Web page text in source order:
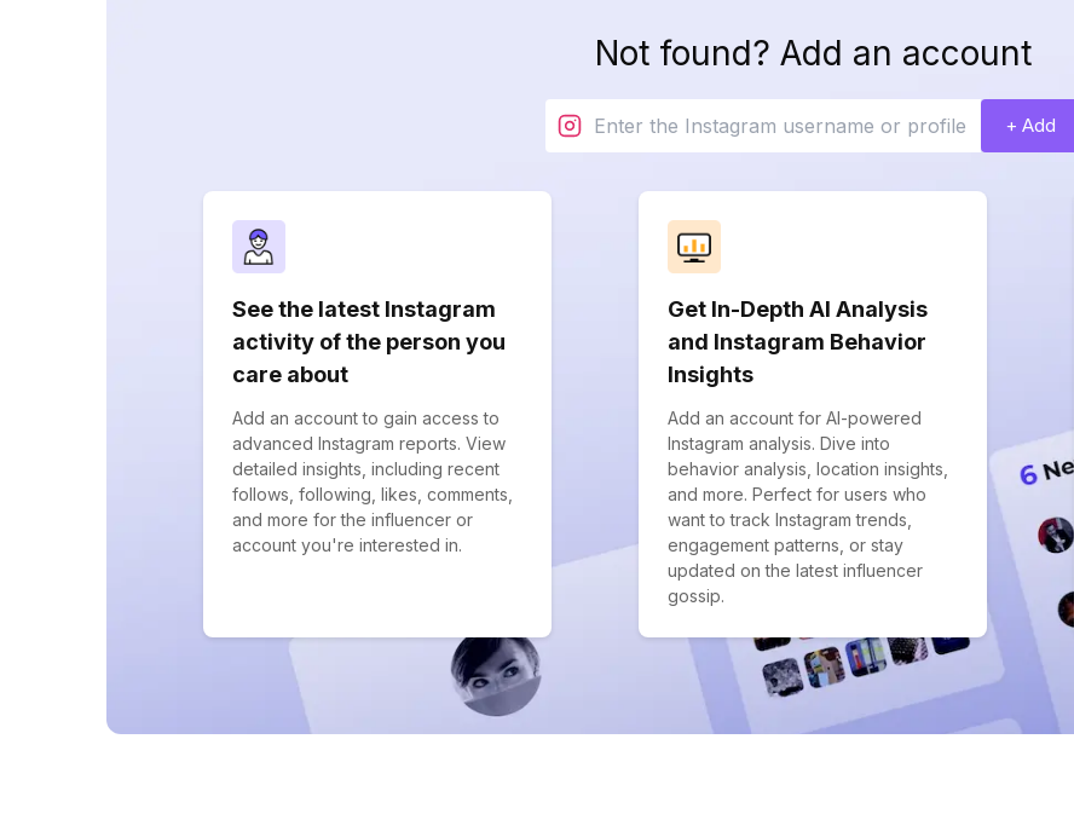
Not found? Add an account
+ Add
See the latest Instagram
activity of the person you
care about
Add an account to gain access to
advanced Instagram reports. View
detailed insights, including recent
follows, following, likes, comments,
and more for the influencer or
account you're interested in.
Get In-Depth AI Analysis
and Instagram Behavior
Insights
Add an account for AI-powered
Instagram analysis. Dive into
behavior analysis, location insights,
and more. Perfect for users who
want to track Instagram trends,
engagement patterns, or stay
updated on the latest influencer
gossip.